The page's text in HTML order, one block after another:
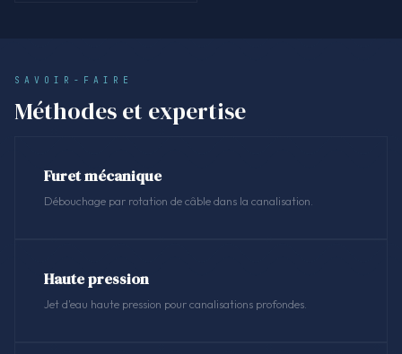
SAVOIR-FAIRE
Méthodes et expertise
Furet mécanique
Débouchage par rotation de câble dans la canalisation.
Haute pression
Jet d'eau haute pression pour canalisations profondes.